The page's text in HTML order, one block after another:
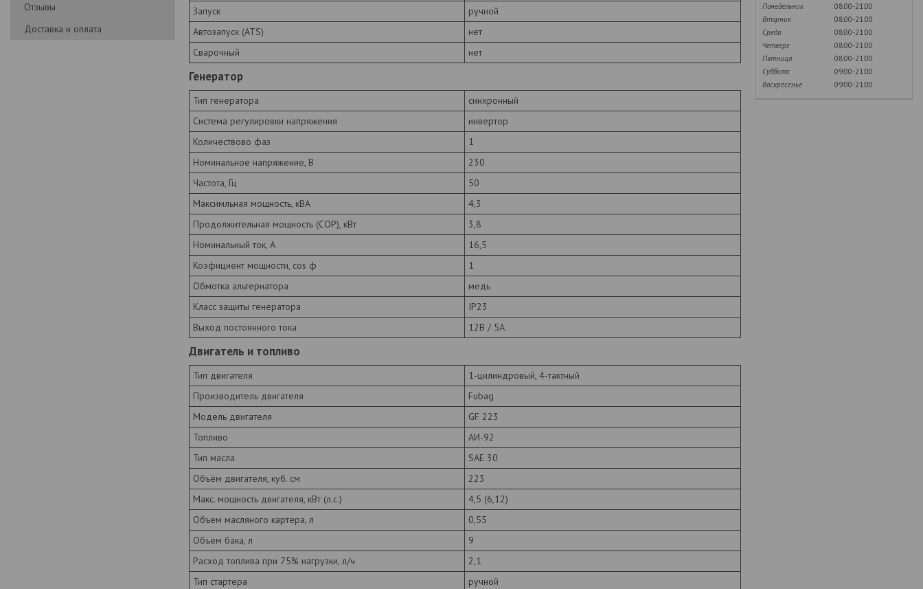
Отзывы
Доставка и оплата
Запуск
ручной
Автозапуск (ATS)
нет
Сварочный
нет
Генератор
Тип генератора
синхронный
Система регулировки напряжения
инвертор
Количествово фаз
1
Номинальное напряжение, В
230
Частота, Гц
50
Максимльная мощность, кВА
4,3
Продолжительная мощность (COP), кВт
3,8
Номинальный ток, А
16,5
Коэфициент мощности, cos ф
1
Обмотка альтернатора
медь
Класс защиты генератора
IP23
Выход постоянного тока
12В / 5А
Двигатель и топливо
Тип двигателя
1-цилиндровый, 4-тактный
Производитель двигателя
Fubag
Модель двигателя
GF 223
Топливо
АИ-92
Тип масла
SAE 30
Объём двигателя, куб. см
223
Макс. мощность двигателя, кВт (л.с.)
4,5 (6,12)
Объем масляного картера, л
0,55
Объём бака, л
9
Расход топлива при 75% нагрузки, л/ч
2,1
Тип стартера
ручной
Понедельник
08:00-21:00
Вторник
08:00-21:00
Среда
08:00-21:00
Четверг
08:00-21:00
Пятница
08:00-21:00
Суббота
09:00-21:00
Воскресенье
09:00-21:00